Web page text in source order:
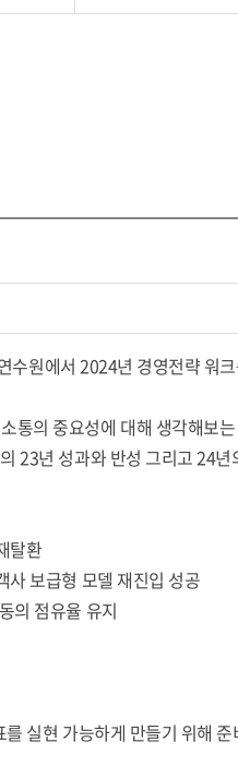
수원에서 2024년 경영전략 워
통의 중요성에 대해 생각해보
23년 성과와 반성 그리고 24
탈환
사 보급형 모델 재진입 성공
의 점유율 유지
실현 가능하게 만들기 위해